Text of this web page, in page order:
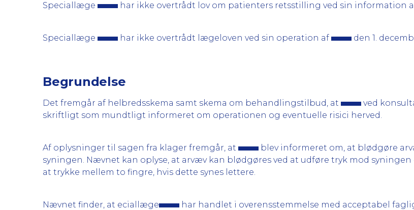
Speciallæge har ikke overtrådt lov om patienters retsstilling ved sin information
Speciallæge har ikke overtrådt lægeloven ved sin operation af den 1.
Begrundelse
Det fremgår af helbredsskema samt skema om behandlingstilbud, at
ved
skriftligt som mundtligt informeret om operationen og eventuelle risici herved.
Af oplysninger til sagen fra klager fremgår, at
blev informeret om, at blødgøre
syningen. Nævnet kan oplyse, at arvæv kan blødgøres ved at udføre tryk mod
at trykke mellem to fingre, hvis dette synes lettere.
Nævnet finder, at eciallæge har handlet i overensstemmelse med acceptabel